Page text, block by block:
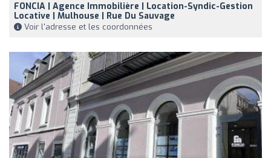
FONCIA | Agence Immobilière | Location-Syndic-Gestion
Locative | Mulhouse | Rue Du Sauvage
Voir l'adresse et les coordonnées